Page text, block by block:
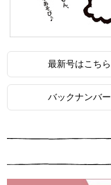
最新号はこちら
バックナンバー